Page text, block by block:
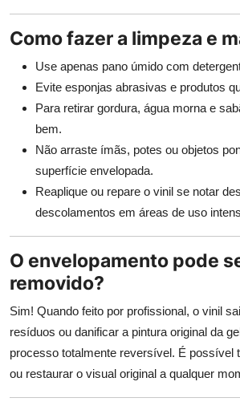
Como fazer a limpeza e
Use apenas pano úmido com
Evite esponjas abrasivas e produtos
Para retirar gordura, água morna e
bem.
Não arraste ímãs, potes ou objetos
superfície envelopada.
Reaplique ou repare o vinil se notar
descolamentos em áreas de uso
O envelopamento pode
removido?
Sim! Quando feito por profissional, o vinil
resíduos ou danificar a pintura original da
processo totalmente reversível. É possível
ou restaurar o visual original a qualquer